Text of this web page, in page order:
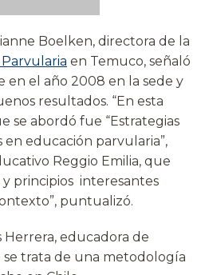
Boelken, directora de la
en Temuco, señaló
en el año 2008 en la sede y
resultados. “En esta
se abordó fue “Estrategias
en educación parvularia”,
Reggio Emilia, que
principios interesantes
puntualizó.
educadora de
trata de una metodología